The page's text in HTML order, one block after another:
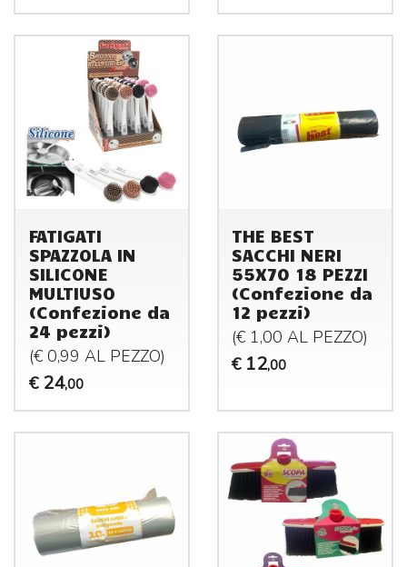
FATIGATI
SPAZZOLA IN
SILICONE
MULTIUSO
(Confezione da
24 pezzi)
(€ 0,99 AL PEZZO)
€ 24,00
THE BEST
SACCHI NERI
55X70 18 PEZZI
(Confezione da
12 pezzi)
(€ 1,00 AL PEZZO)
€ 12,00